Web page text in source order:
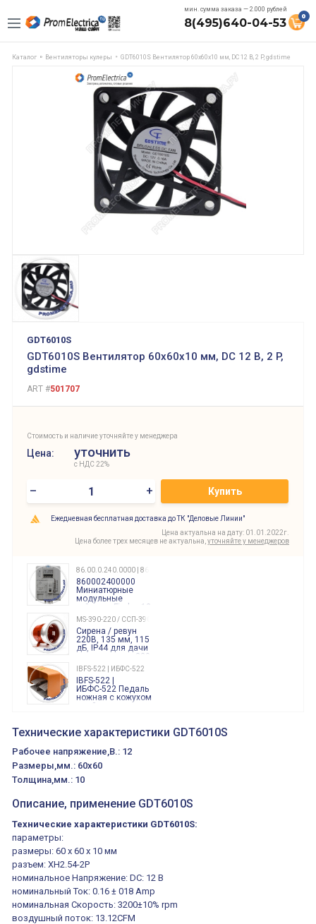
мин. сумма заказа — 2.000 рублей
8(495)640-04-53 0
Каталог Вентиляторы кулеры GDT6010S Вентилятор 60x60x10 мм, DC 12 В, 2 P, gdstime
GDT6010S
GDT6010S Вентилятор 60x60x10 мм, DC 12 В, 2 P,
gdstime
ART #501707
Стоимость и наличие уточняйте у менеджера
Цена: уточнить
с НДС 22%
– + Купить
Ежедневная бесплатная доставка до ТК "Деловые Линии"
Цена актуальна на дату: 01.01.2022г.
Цена более трех месяцев не актуальна, уточняйте у менеджеров
86.00.0.240.0000 | 860002400000
860002400000
Миниатюрные
модульные
таймеры Finder, 12-
240 Вольт AC/DC
Finder
86.00.0.240.0000
MS-390-220 / ССП-390 220В
Сирена / ревун
220В, 135 мм, 115
дБ, IP44 для дачи
производства 220
Вольт звук ситены
"пожарная
тревога"
IBFS-522 | ИБФС-522
IBFS-522 |
ИБФС-522 Педаль
ножная с кожухом
двойная,
15Ампер 250В
XVR13M05L
Маячок
вращающийся
оранжевый
230VAC 130мм
ВКН8108
ВКН8108
выключатель
алюминиевый
регулируемый
800202300000С
реле времени
0.1cек.-10 дней, 10
функций/режимов
Технические характеристики GDT6010S
Рабочее напряжение,В.: 12
Размеры,мм.: 60x60
Толщина,мм.: 10
Описание, применение GDT6010S
Технические характеристики GDT6010S:
параметры:
размеры: 60 х 60 х 10 мм
разъем: XH2.54-2P
номинальное Напряжение: DC: 12 В
номинальный Ток: 0.16 ± 018 Amp
номинальная Скорость: 3200±10% rpm
воздушный поток: 13.12CFM